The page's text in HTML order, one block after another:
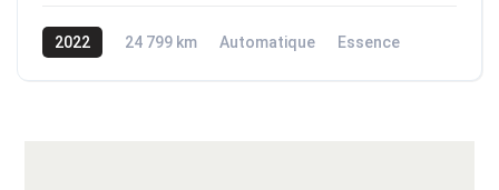
2022 24 799 km Automatique
Essence